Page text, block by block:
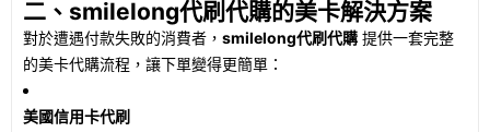
二、smilelong代刷代購的美卡解決方案
對於遭遇付款失敗的消費者， smilelong代刷代購 提供一套完整
的美卡代購流程，讓下單變得更簡單：
美國信用卡代刷